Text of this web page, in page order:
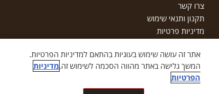
צרו קשר
תקנון ותנאי שימוש
מדיניות פרטיות
מפת אתר
הצהרת נגישות
אתר זה עושה שימוש בעוגיות בהתאם למדיניות הפרטיות.
המשך גלישה באתר מהווה הסכמה לשימוש זה.מדיניות
הפרטיות